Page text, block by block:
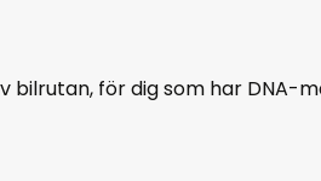
bilrutan, för dig som har DNA-